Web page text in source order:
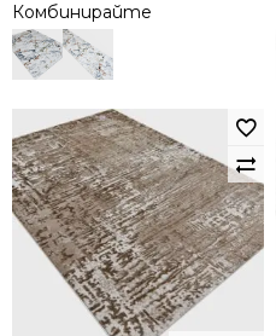
Комбинирайте